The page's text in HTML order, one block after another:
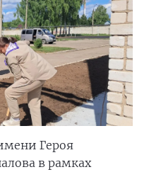
Героя
в рамках